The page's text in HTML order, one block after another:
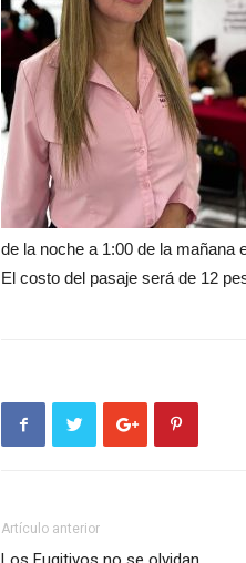
de la noche a 1:00 de la mañana
El costo del pasaje será de 12
Artículo anterior